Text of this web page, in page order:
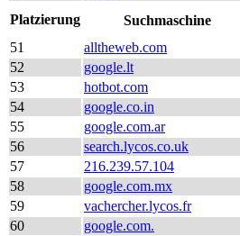
Platzierung
Suchmaschine
51
alltheweb.com
52
google.lt
53
hotbot.com
54
google.co.in
55
google.com.ar
56
search.lycos.co.uk
57
216.239.57.104
58
google.com.mx
59
vachercher.lycos.fr
60
google.com.